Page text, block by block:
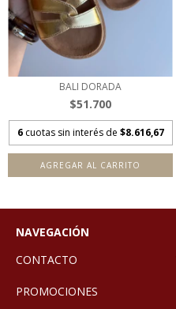
BALI DORADA
$51.700
6 cuotas sin interés de $8.616,67
AGREGAR AL CARRITO
NAVEGACIÓN
CONTACTO
PROMOCIONES